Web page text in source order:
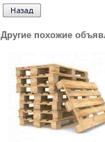
Другие похожие